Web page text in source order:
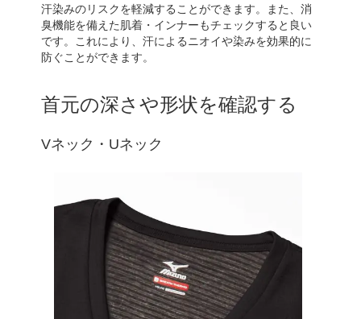
汗染みのリスクを軽減することができます。また、消
臭機能を備えた肌着・インナーもチェックすると良い
です。これにより、汗によるニオイや染みを効果的に
防ぐことができます。
首元の深さや形状を確認する
Vネック・Uネック